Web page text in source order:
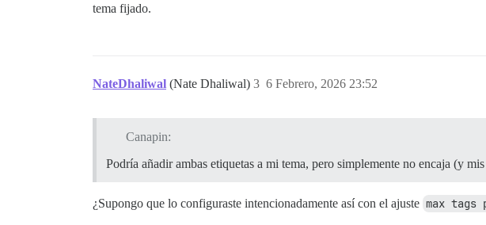
tema fijado.
NateDhaliwal (Nate Dhaliwal) 6 Febrero, 2026 23:52
3
Canapin:
Podría añadir ambas etiquetas a mi tema, pero simplemente no encaja (y
¿Supongo que lo configuraste intencionadamente así con el ajuste max tags